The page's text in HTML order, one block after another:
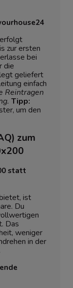
zur ersten
bei
die
geliefert
einfach
Reintragen
Tipp:
um den
zum
statt
ist
Du
Das
weniger
in der